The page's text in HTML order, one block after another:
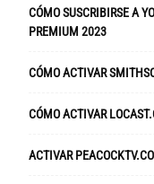
CÓMO SUSCRIBIRSE A
PREMIUM 2023
CÓMO ACTIVAR
CÓMO ACTIVAR
ACTIVAR